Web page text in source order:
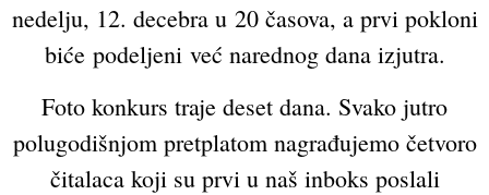
nedelju, 12. decebra u 20 časova, a prvi pokloni
biće podeljeni već narednog dana izjutra.
Foto konkurs traje deset dana. Svako jutro
polugodišnjom pretplatom nagrađujemo četvoro
čitalaca koji su prvi u naš inboks poslali